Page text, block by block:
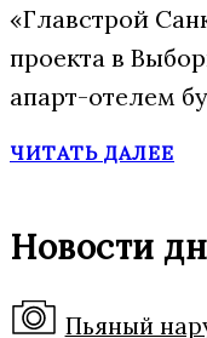
«Главстрой
проекта в
апарт-отелем
ЧИТАТЬ ДАЛЕЕ
Новости
Пьяный